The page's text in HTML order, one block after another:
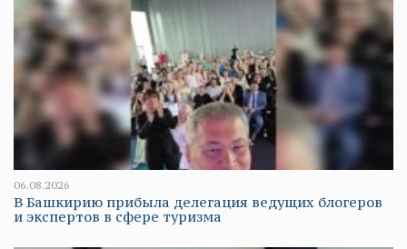
06.08.2026
В Башкирию прибыла делегация ведущих блогеров
и экспертов в сфере туризма